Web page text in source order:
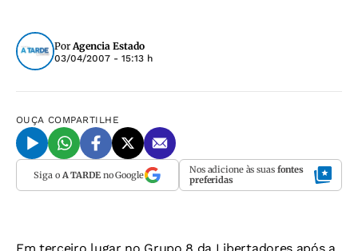
PorAgencia Estado
03/04/2007 - 15:13 h
OUÇA COMPARTILHE
Siga o A TARDEno Google Nos adicione às suas fontes
preferidas